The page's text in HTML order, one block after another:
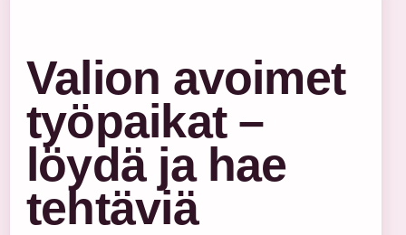
Valion avoimet
työpaikat –
löydä ja hae
tehtäviä